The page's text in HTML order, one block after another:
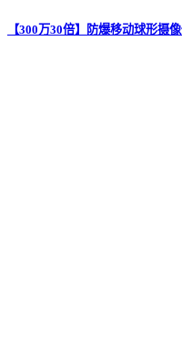
【300万30倍】防爆移动球形摄像